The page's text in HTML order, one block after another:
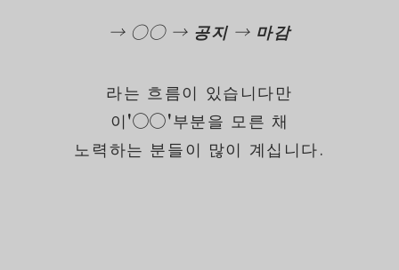
→ ◯◯ → 공지 → 마감
라는 흐름이 있습니다만
이'◯◯'부분을 모른 채
노력하는 분들이 많이 계십니다.